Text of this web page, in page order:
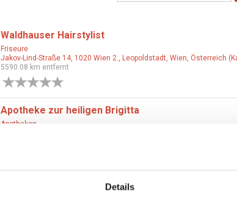
Details
Waldhauser Hairstylist
Friseure
Jakov-Lind-Straße 14, 1020 Wien 2., Leopoldstadt, Wien, Österreich
5590.08 km entfernt
Apotheke zur heiligen Brigitta
Apotheken